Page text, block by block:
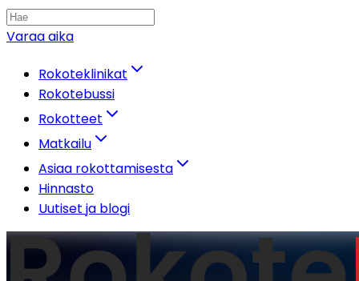
Varaa aika
Rokoteklinikat
Rokotebussi
Rokotteet
Matkailu
Asiaa rokottamisesta
Hinnasto
Uutiset ja blogi